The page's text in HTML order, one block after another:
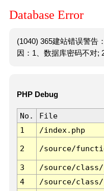
Database Error
(1040) 365建站错误警告
因：1、数据库密码不对;
PHP Debug
No. File
1
/index.php
2 /source/
3 /source/
4
/source/